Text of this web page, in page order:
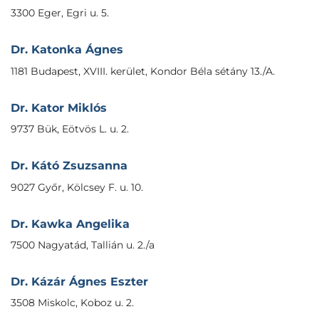
3300 Eger, Egri u. 5.
Dr. Katonka Ágnes
1181 Budapest, XVIII. kerület, Kondor Béla sétány 13./A.
Dr. Kator Miklós
9737 Bük, Eötvös L. u. 2.
Dr. Kátó Zsuzsanna
9027 Győr, Kölcsey F. u. 10.
Dr. Kawka Angelika
7500 Nagyatád, Tallián u. 2./a
Dr. Kázár Ágnes Eszter
3508 Miskolc, Koboz u. 2.